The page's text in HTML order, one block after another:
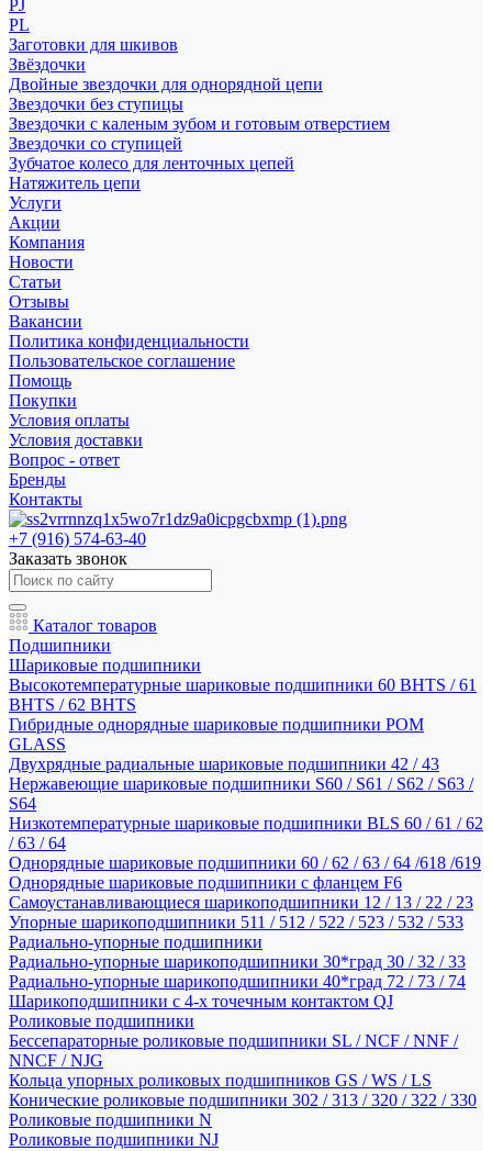
PJ
PL
Заготовки для шкивов
Звёздочки
Двойные звездочки для однорядной цепи
Звездочки без ступицы
Звездочки с каленым зубом и готовым отверстием
Звездочки со ступицей
Зубчатое колесо для ленточных цепей
Натяжитель цепи
Услуги
Акции
Компания
Новости
Статьи
Отзывы
Вакансии
Политика конфиденциальности
Пользовательское соглашение
Помощь
Покупки
Условия оплаты
Условия доставки
Вопрос - ответ
Бренды
Контакты
+7 (916) 574-63-40
Заказать звонок
Каталог товаров
Подшипники
Шариковые подшипники
Высокотемпературные шариковые подшипники 60 BHTS / 61
BHTS / 62 BHTS
Гибридные однорядные шариковые подшипники POM
GLASS
Двухрядные радиальные шариковые подшипники 42 / 43
Нержавеющие шариковые подшипники S60 / S61 / S62 / S63 /
S64
Низкотемпературные шариковые подшипники BLS 60 / 61 / 62
/ 63 / 64
Однорядные шариковые подшипники 60 / 62 / 63 / 64 /618 /619
Однорядные шариковые подшипники с фланцем F6
Самоустанавливающиеся шарикоподшипники 12 / 13 / 22 / 23
Упорные шарикоподшипники 511 / 512 / 522 / 523 / 532 / 533
Радиально-упорные подшипники
Радиально-упорные шарикоподшипники 30*град 30 / 32 / 33
Радиально-упорные шарикоподшипники 40*град 72 / 73 / 74
Шарикоподшипники с 4-х точечным контактом QJ
Роликовые подшипники
Бессепараторные роликовые подшипники SL / NCF / NNF /
NNCF / NJG
Кольца упорных роликовых подшипников GS / WS / LS
Конические роликовые подшипники 302 / 313 / 320 / 322 / 330
Роликовые подшипники N
Роликовые подшипники NJ